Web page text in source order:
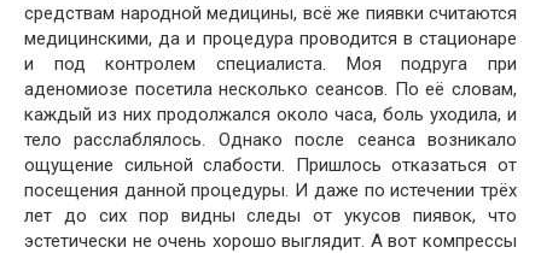
средствам народной медицины, всё же пиявки считаются
медицинскими, да и процедура проводится в стационаре
и под контролем специалиста. Моя подруга при
аденомиозе посетила несколько сеансов. По её словам,
каждый из них продолжался около часа, боль уходила, и
тело расслаблялось. Однако после сеанса возникало
ощущение сильной слабости. Пришлось отказаться от
посещения данной процедуры. И даже по истечении трёх
лет до сих пор видны следы от укусов пиявок, что
эстетически не очень хорошо выглядит. А вот компрессы